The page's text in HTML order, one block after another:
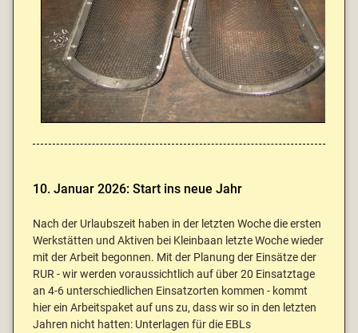
10. Januar 2026: Start ins neue Jahr
Nach der Urlaubszeit haben in der letzten Woche die ersten
Werkstätten und Aktiven bei Kleinbaan letzte Woche wieder
mit der Arbeit begonnen. Mit der Planung der Einsätze der
RUR - wir werden voraussichtlich auf über 20 Einsatztage
an 4-6 unterschiedlichen Einsatzorten kommen - kommt
hier ein Arbeitspaket auf uns zu, dass wir so in den letzten
Jahren nicht hatten: Unterlagen für die EBLs